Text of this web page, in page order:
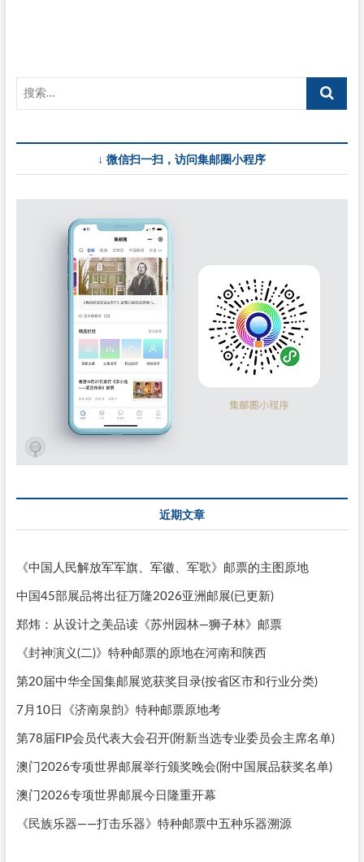
↓ 微信扫一扫，访问集邮圈小程序
近期文章
《中国人民解放军军旗、军徽、军歌》邮票的主图原地
中国45部展品将出征万隆2026亚洲邮展(已更新)
郑炜：从设计之美品读《苏州园林—狮子林》邮票
《封神演义(二)》特种邮票的原地在河南和陕西
第20届中华全国集邮展览获奖目录(按省区市和行业分类)
7月10日《济南泉韵》特种邮票原地考
第78届FIP会员代表大会召开(附新当选专业委员会主席名单)
澳门2026专项世界邮展举行颁奖晚会(附中国展品获奖名单)
澳门2026专项世界邮展今日隆重开幕
《民族乐器——打击乐器》特种邮票中五种乐器溯源